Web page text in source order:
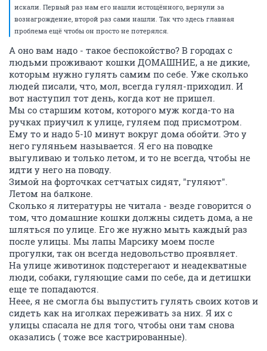
искали. Первый раз нам его нашли истощённого, вернули за
вознагрождение, второй раз сами нашли. Так что здесь главная
проблема ещё чтобы он просто не потерялся.
А оно вам надо - такое беспокойство? В городах с
людьми проживают кошки ДОМАШНИЕ, а не дикие,
которым нужно гулять самим по себе. Уже сколько
людей писали, что, мол, всегда гулял-приходил. И
вот наступил тот день, когда кот не пришел.
Мы со старшим котом, которого муж когда-то на
ручках приучил к улице, гуляем под присмотром.
Ему то и надо 5-10 минут вокруг дома обойти. Это у
него гуляньем называется. Я его на поводке
выгуливаю и только летом, и то не всегда, чтобы не
идти у него на поводу.
Зимой на форточках сетчатых сидят, "гуляют".
Летом на балконе.
Сколько я литературы не читала - везде говорится о
том, что домашние кошки должны сидеть дома, а не
шляться по улице. Его же нужно мыть каждый раз
после улицы. Мы лапы Марсику моем после
прогулки, так он всегда недовольство проявляет.
На улице животинок подстерегают и неадекватные
люди, собаки, гуляющие сами по себе, да и детишки
еще те попадаются.
Неее, я не смогла бы выпустить гулять своих котов и
сидеть как на иголках переживать за них. Я их с
улицы спасала не для того, чтобы они там снова
оказались ( тоже все кастрированные).